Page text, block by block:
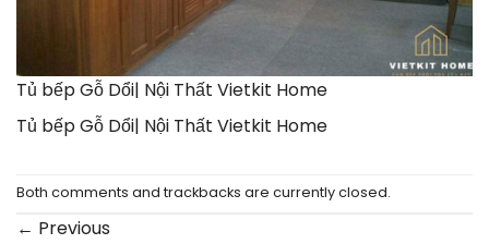
Tủ bếp Gỗ Dổi| Nội Thất Vietkit Home
Tủ bếp Gỗ Dổi| Nội Thất Vietkit Home
Both comments and trackbacks are currently closed.
← Previous